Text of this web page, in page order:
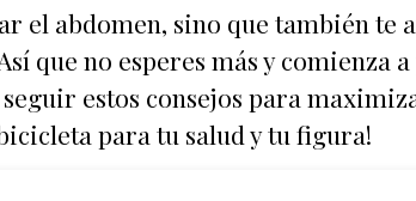
el abdomen, sino que también te
que no esperes más y comienza
estos consejos para
para tu salud y tu figura!